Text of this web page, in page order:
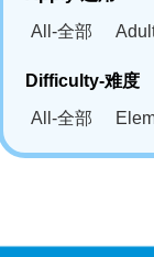
All-全部
Difficulty-难度
All-全部